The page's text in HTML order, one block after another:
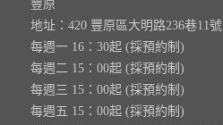
豐原
地址：420 豐原區大明路236巷11號
每週一 16：30起 (採預約制)
每週二 15：00起 (採預約制)
每週三 15：00起 (採預約制)
每週五 15：00起 (採預約制)